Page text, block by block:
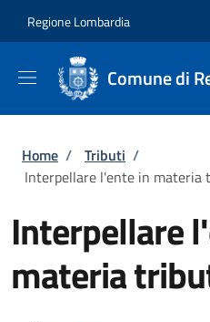
Regione Lombardia
Comune di
Briciole di pane
Home / Tributi /
Interpellare l'ente in materia
Interpellare
materia